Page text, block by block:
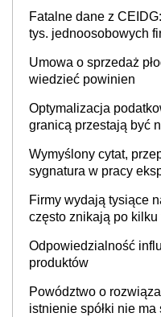
Fatalne dane z
tys. jednoosobowych
Umowa o sprzedaż
wiedzieć powinien
Optymalizacja
granicą przestają być
Wymyślony cytat,
sygnatura w pracy
Firmy wydają tysiące
często znikają po
Odpowiedzialność
produktów
Powództwo o
istnienie spółki nie